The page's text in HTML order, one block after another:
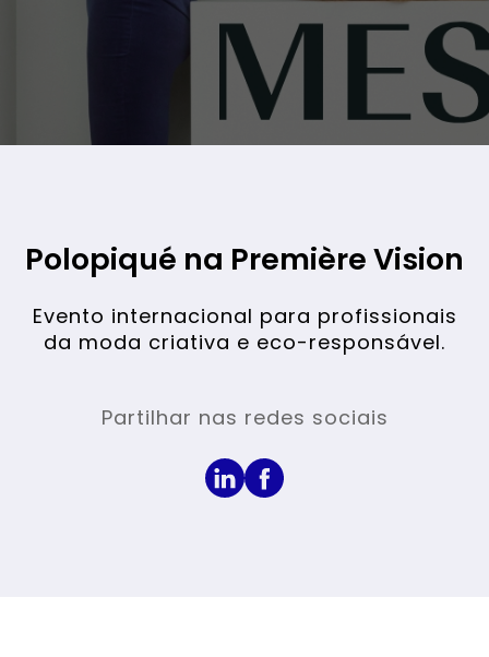
FEIRA / TECIDOS
Polopiqué na Première Vision
Evento internacional para profissionais
da moda criativa e eco-responsável.
Partilhar nas redes sociais